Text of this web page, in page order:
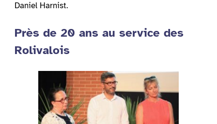
Daniel Harnist.
Près de 20 ans au service des
Rolivalois